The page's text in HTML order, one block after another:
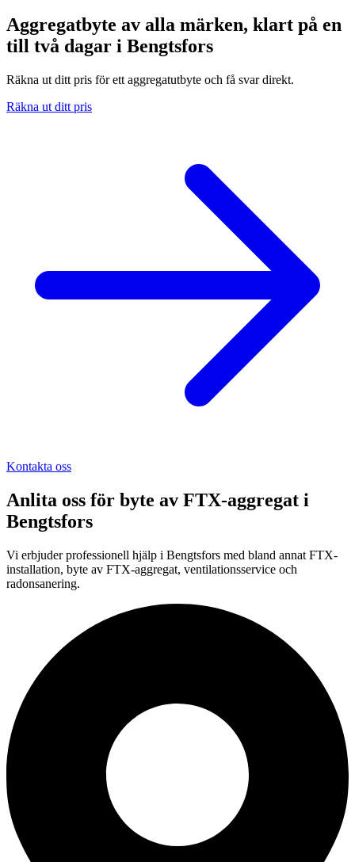
Aggregatbyte av alla märken, klart på en
till två dagar i Bengtsfors
Räkna ut ditt pris för ett aggregatutbyte och få svar direkt.
Räkna ut ditt pris
Kontakta oss
Anlita oss för byte av FTX-aggregat i
Bengtsfors
Vi erbjuder professionell hjälp i Bengtsfors med bland annat FTX-
installation, byte av FTX-aggregat, ventilationsservice och
radonsanering.